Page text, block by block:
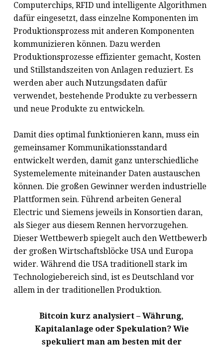
Computerchips, RFID und intelligente Algorithmen
dafür eingesetzt, dass einzelne Komponenten im
Produktionsprozess mit anderen Komponenten
kommunizieren können. Dazu werden
Produktionsprozesse effizienter gemacht, Kosten
und Stillstandszeiten von Anlagen reduziert. Es
werden aber auch Nutzungsdaten dafür
verwendet, bestehende Produkte zu verbessern
und neue Produkte zu entwickeln.
Damit dies optimal funktionieren kann, muss ein
gemeinsamer Kommunikationsstandard
entwickelt werden, damit ganz unterschiedliche
Systemelemente miteinander Daten austauschen
können. Die großen Gewinner werden industrielle
Plattformen sein. Führend arbeiten General
Electric und Siemens jeweils in Konsortien daran,
als Sieger aus diesem Rennen hervorzugehen.
Dieser Wettbewerb spiegelt auch den Wettbewerb
der großen Wirtschaftsblöcke USA und Europa
wider. Während die USA traditionell stark im
Technologiebereich sind, ist es Deutschland vor
allem in der traditionellen Produktion.
Bitcoin kurz analysiert – Währung,
Kapitalanlage oder Spekulation? Wie
spekuliert man am besten mit der